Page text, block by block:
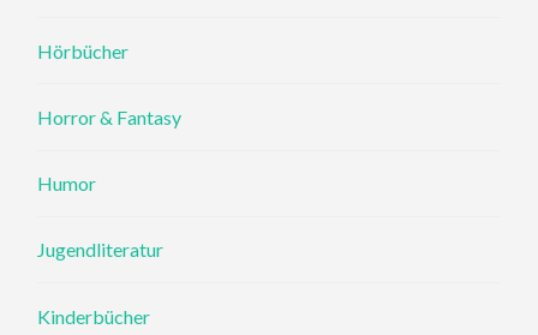
Hörbücher
Horror & Fantasy
Humor
Jugendliteratur
Kinderbücher